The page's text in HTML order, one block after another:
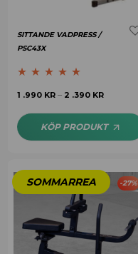
SITTANDE VADPRESS /
PSC43X
Betygsatt
5.00
1 .990 KR – 2 .390 KR
KÖP PRODUKT
-27%